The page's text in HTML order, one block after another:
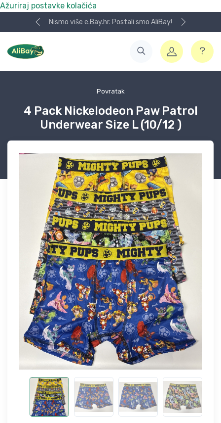
Ažuriraj postavke kolačića
Nismo više e.Bay.hr. Postali smo AliBay!
Povratak
4 Pack Nickelodeon Paw Patrol
Underwear Size L (10/12 )